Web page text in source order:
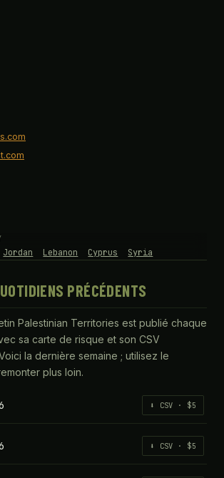
Jordan Lebanon Cyprus Syria
PRÉCÉDENTS
Palestinian Territories est publié chaque
sa carte de risque et son CSV
la dernière semaine ; utilisez le
plus loin.
⬇ CSV · $5
⬇ CSV · $5